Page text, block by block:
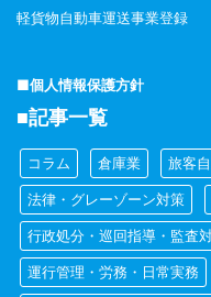
軽貨物自動車運送事業登録
■個人情報保護方針
■記事一覧
コラム 倉庫業 旅客
法律・グレーゾーン対策
行政処分・巡回指導・監査
運行管理・労務・日常実務